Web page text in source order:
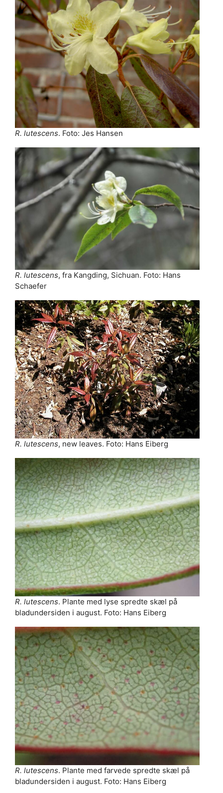
R. lutescens. Foto: Jes Hansen
R. lutescens, fra Kangding, Sichuan. Foto: Hans
Schaefer
R. lutescens, new leaves. Foto: Hans Eiberg
R. lutescens. Plante med lyse spredte skæl på
bladundersiden i august. Foto: Hans Eiberg
R. lutescens. Plante med farvede spredte skæl på
bladundersiden i august. Foto: Hans Eiberg